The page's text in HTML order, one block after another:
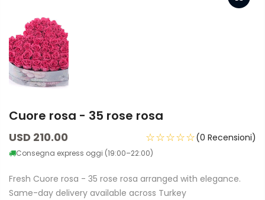
Cuore rosa - 35 rose rosa
USD 210.00
Consegna express oggi (19:00–22:00)
☆☆☆☆☆(0 Recensioni)
Fresh Cuore rosa - 35 rose rosa arranged with elegance.
Same-day delivery available across Turkey